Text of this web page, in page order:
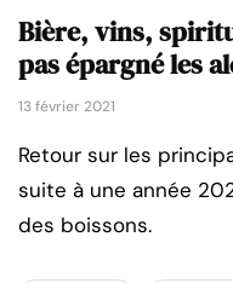
Bière, vins,
pas épargné les
13 février 2021
Retour sur les
suite à une année
des boissons.